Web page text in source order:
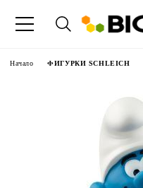
Начало ФИГУРКИ SCHLEICH